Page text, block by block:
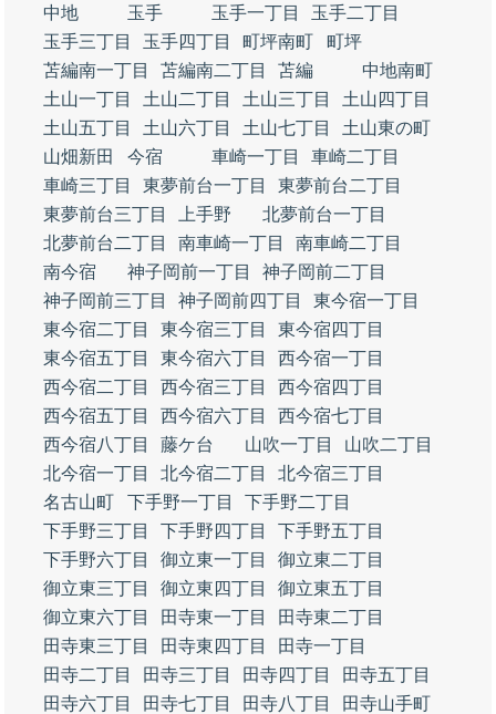
中地
玉手 玉手一丁目
玉手二丁目
玉手三丁目
玉手四丁目 町坪南町
町坪
苫編南一丁目
苫編南二丁目 苫編
中地南町
土山一丁目
土山二丁目 土山三丁目
土山四丁目
土山五丁目
土山六丁目 土山七丁目
土山東の町
山畑新田
今宿 車崎一丁目
車崎二丁目
車崎三丁目
東夢前台一丁目
東夢前台二丁目
東夢前台三丁目
上手野
北夢前台一丁目
北夢前台二丁目
南車崎一丁目
南車崎二丁目
南今宿
神子岡前一丁目
神子岡前二丁目
神子岡前三丁目
神子岡前四丁目
東今宿一丁目
東今宿二丁目
東今宿三丁目
東今宿四丁目
東今宿五丁目
東今宿六丁目
西今宿一丁目
西今宿二丁目
西今宿三丁目
西今宿四丁目
西今宿五丁目
西今宿六丁目
西今宿七丁目
西今宿八丁目
藤ケ台 山吹一丁目
山吹二丁目
北今宿一丁目
北今宿二丁目
北今宿三丁目
名古山町
下手野一丁目
下手野二丁目
下手野三丁目
下手野四丁目
下手野五丁目
下手野六丁目
御立東一丁目
御立東二丁目
御立東三丁目
御立東四丁目
御立東五丁目
御立東六丁目
田寺東一丁目
田寺東二丁目
田寺東三丁目
田寺東四丁目
田寺一丁目
田寺二丁目
田寺三丁目 田寺四丁目
田寺五丁目
田寺六丁目
田寺七丁目 田寺八丁目
田寺山手町